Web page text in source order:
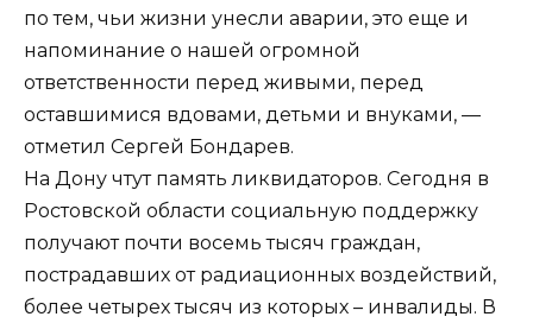
по тем, чьи жизни унесли аварии, это еще и
напоминание о нашей огромной
ответственности перед живыми, перед
оставшимися вдовами, детьми и внуками, —
отметил Сергей Бондарев.
На Дону чтут память ликвидаторов. Сегодня в
Ростовской области социальную поддержку
получают почти восемь тысяч граждан,
пострадавших от радиационных воздействий,
более четырех тысяч из которых – инвалиды. В